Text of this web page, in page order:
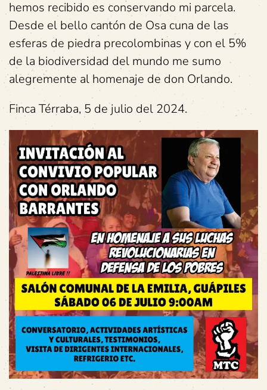
hemos recibido es conservando mi parcela.
Desde el bello cantón de Osa cuna de las
esferas de piedra precolombinas y con el 5%
de la biodiversidad del mundo me sumo
alegremente al homenaje de don Orlando.
Finca Térraba, 5 de julio del 2024.